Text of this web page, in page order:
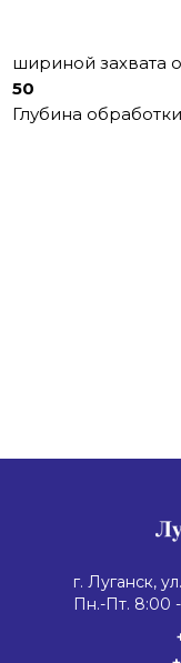
шириной захвата
50
Глубина
г. Луганск,
Пн.-Пт. 8:00